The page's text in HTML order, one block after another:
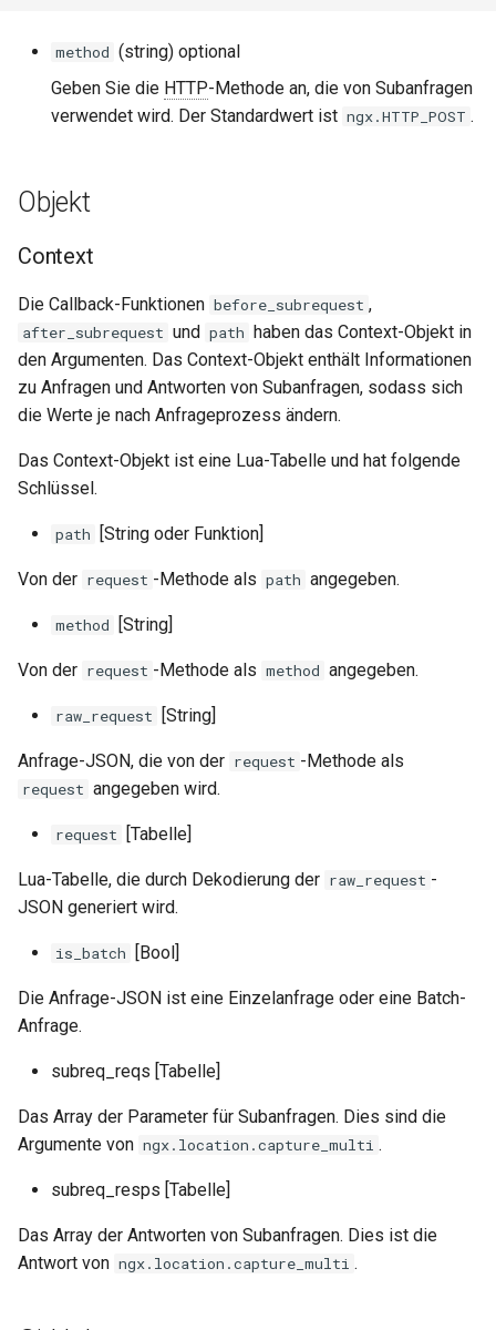
statsd
sticky
stream-sts
sts
substitutions
sysguard
teslagov-jwt
traffic-accounting
trim
ts
unbrotli
upload-progress
upstream-dynamic
upstream-fair
upstream-jdomain
method (string) optional
Geben Sie die HTTP-Methode an, die von Subanfragen
verwendet wird. Der Standardwert ist ngx.HTTP_POST .
Objekt
Context
Die Callback-Funktionen before_subrequest ,
after_subrequest und path haben das Context-Objekt in
den Argumenten. Das Context-Objekt enthält Informationen
zu Anfragen und Antworten von Subanfragen, sodass sich
die Werte je nach Anfrageprozess ändern.
Das Context-Objekt ist eine Lua-Tabelle und hat folgende
Schlüssel.
path [String oder Funktion]
Von der request -Methode als path angegeben.
method [String]
Von der request -Methode als method angegeben.
raw_request [String]
Anfrage-JSON, die von der request -Methode als
request angegeben wird.
request [Tabelle]
Lua-Tabelle, die durch Dekodierung der raw_request -
JSON generiert wird.
is_batch [Bool]
Die Anfrage-JSON ist eine Einzelanfrage oder eine Batch-
Anfrage.
subreq_reqs [Tabelle]
Das Array der Parameter für Subanfragen. Dies sind die
Argumente von ngx.location.capture_multi .
subreq_resps [Tabelle]
Das Array der Antworten von Subanfragen. Dies ist die
Antwort von ngx.location.capture_multi .